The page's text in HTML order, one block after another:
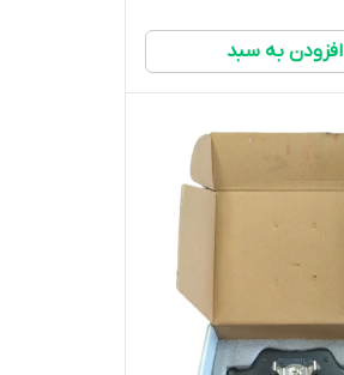
افزودن به سبد